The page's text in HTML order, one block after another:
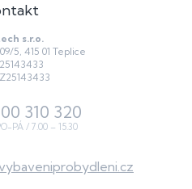
s.r.o.
5, 415 01 Teplice
vybaveniprobydleni.cz
310 320